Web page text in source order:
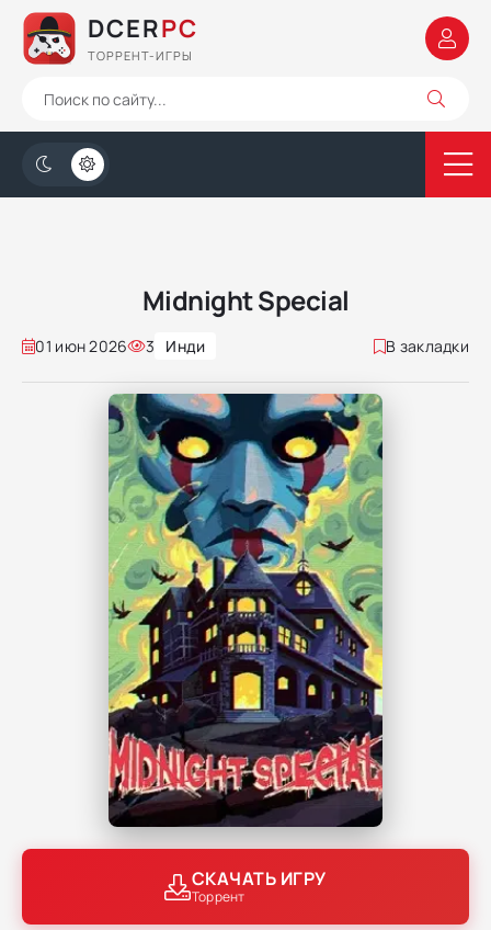
DCERPC
ТОРРЕНТ-ИГРЫ
Midnight Special
01 июн 2026 3 Инди В закладки
СКАЧАТЬ ИГРУ
Торрент